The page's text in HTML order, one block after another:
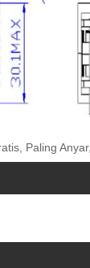
Paling